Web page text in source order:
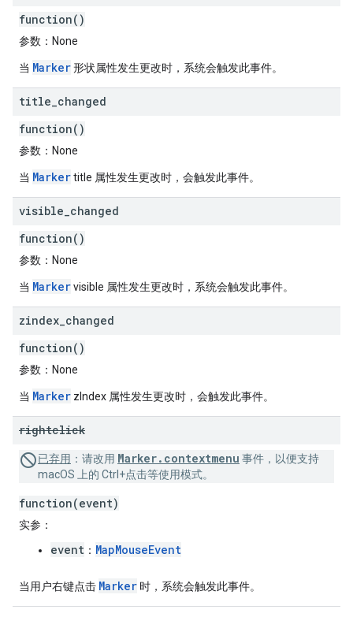
function()
参数 ：None
当 Marker形状属性发生更改时，系统会触发此事件。
title changed
function()
参数 ：None
当 Markertitle 属性发生更改时，会触发此事件。
visible changed
function()
参数 ：None
当 Markervisible 属性发生更改时，系统会触发此事件。
zindex changed
function()
参数 ：None
当 Marker zIndex 属性发生更改时，会触发此事件。
rightclick
已弃用 ： 请改用 Marker.contextmenu 事件，以便支持
macOS 上的 Ctrl+点击等使用模式。
function(event)
实参 ：
event ： MapMouseEvent
当用户右键点击 Marker 时，系统会触发此事件。